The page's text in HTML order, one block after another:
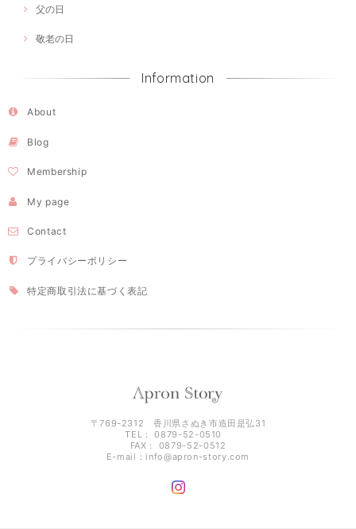
父の日
敬老の日
Information
About
Blog
Membership
My page
Contact
プライバシーポリシー
特定商取引法に基づく表記
〒769-2312 香川県さぬき市造田是弘31
TEL： 0879-52-0510
FAX： 0879-52-0512
E-mail： info@apron-story.com